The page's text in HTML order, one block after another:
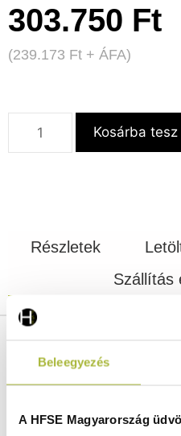
Beleegyezés
A HFSE Magyarország
303.750 Ft
(239.173 Ft + ÁFA)
Kosárba tesz
Részletek
Szállítás
732 mm
Hosszúság:
Anyag:Rozsdamentes acél